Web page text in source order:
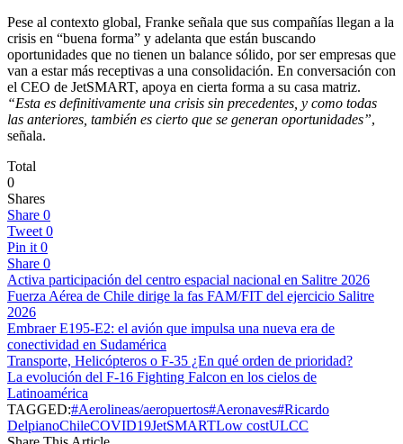
Pese al contexto global, Franke señala que sus compañías llegan a la
crisis en “buena forma” y adelanta que están buscando
oportunidades que no tienen un balance sólido, por ser empresas que
van a estar más receptivas a una consolidación. En conversación con
el CEO de JetSMART, apoya en cierta forma a su casa matriz.
“Esta es definitivamente una crisis sin precedentes, y como todas
las anteriores, también es cierto que se generan oportunidades”,
señala.
Total
0
Shares
Share 0
Tweet 0
Pin it 0
Share 0
Activa participación del centro espacial nacional en Salitre 2026
Fuerza Aérea de Chile dirige la fas FAM/FIT del ejercicio Salitre
2026
Embraer E195-E2: el avión que impulsa una nueva era de
conectividad en Sudamérica
Transporte, Helicópteros o F-35 ¿En qué orden de prioridad?
La evolución del F-16 Fighting Falcon en los cielos de
Latinoamérica
TAGGED:#Aerolineas/aeropuertos#Aeronaves#Ricardo
DelpianoChileCOVID19JetSMARTLow costULCC